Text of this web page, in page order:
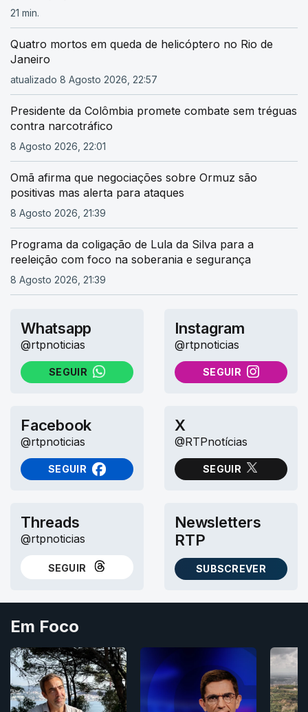
21 min.
Quatro mortos em queda de helicóptero no Rio de
Janeiro
atualizado 8 Agosto 2026, 22:57
Presidente da Colômbia promete combate sem tréguas
contra narcotráfico
8 Agosto 2026, 22:01
Omã afirma que negociações sobre Ormuz são
positivas mas alerta para ataques
8 Agosto 2026, 21:39
Programa da coligação de Lula da Silva para a
reeleição com foco na soberania e segurança
8 Agosto 2026, 21:39
Whatsapp
@rtpnoticias
SEGUIR
NO WHATSAPP
Instagram
@rtpnoticias
SEGUIR
NO INSTAGRAM
Facebook
@rtpnoticias
SEGUIR
NO FACEBOOK
X
@RTPnotícias
SEGUIR
NO X (TWITTER)
Threads
@rtpnoticias
SEGUIR
NO THREADS
Newsletters
RTP
SUBSCREVER
AS NEWSLETTERS RTP
Em Foco